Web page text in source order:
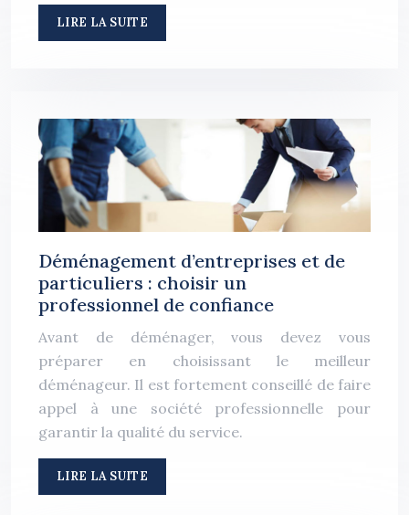
LIRE LA SUITE
Déménagement d’entreprises et de
particuliers : choisir un
professionnel de confiance
Avant de déménager, vous devez vous
préparer en choisissant le meilleur
déménageur. Il est fortement conseillé de faire
appel à une société professionnelle pour
garantir la qualité du service.
LIRE LA SUITE